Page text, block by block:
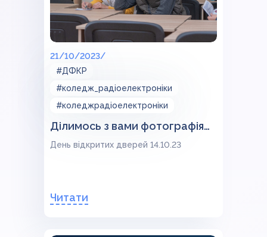
21/10/2023/
#ДФКР
#коледж_радіоелектроніки
#коледжрадіоелектроніки
Ділимось з вами фотографіями з дня відкритих дверей 14.10.23
День відкритих дверей 14.10.23
Читати